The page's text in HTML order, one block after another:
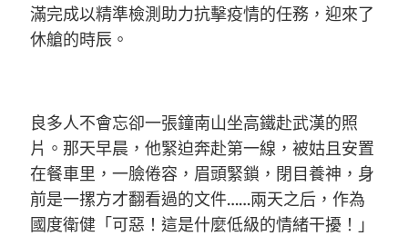
滿完成以精準檢測助力抗擊疫情的任務，迎來了
休艙的時辰。
良多人不會忘卻一張鐘南山坐高鐵赴武漢的照
片。那天早晨，他緊迫奔赴第一線，被姑且安置
在餐車里，一臉倦容，眉頭緊鎖，閉目養神，身
前是一摞方才翻看過的文件……兩天之后，作為
國度衛健「可惡！這是什麼低級的情緒干擾！」